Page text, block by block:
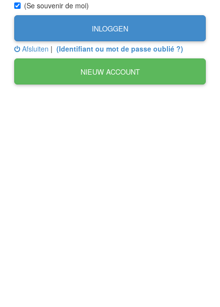
(Se souvenir de moi)
INLOGGEN
Afsluiten | (Identifiant ou mot de passe oublié ?)
NIEUW ACCOUNT